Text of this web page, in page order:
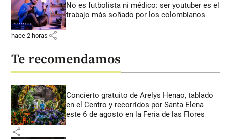
No es futbolista ni médico: ser youtuber es el
trabajo más soñado por los colombianos
hace 2 horas share
Te recomendamos
Concierto gratuito de Arelys Henao, tablado
en el Centro y recorridos por Santa Elena
este 6 de agosto en la Feria de las Flores
share